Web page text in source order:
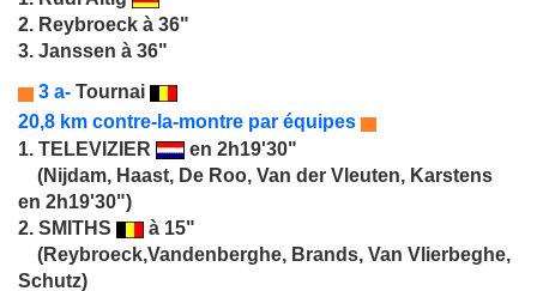
2. Reybroeck à 36"
3. Janssen à 36"
3 a- Tournai
20,8 km contre-la-montre par équipes
1. TELEVIZIER
en 2h19'30"
(Nijdam, Haast, De Roo, Van der Vleuten, Karstens
en 2h19'30")
2. SMITHS
à 15"
(Reybroeck,Vandenberghe, Brands, Van Vlierbeghe,
Schutz)